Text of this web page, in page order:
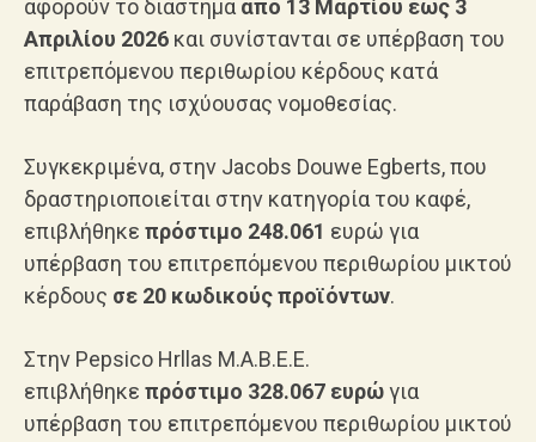
αφορούν το διάστημα από 13 Μαρτίου έως 3
Απριλίου 2026 και συνίστανται σε υπέρβαση του
επιτρεπόμενου περιθωρίου κέρδους κατά
παράβαση της ισχύουσας νομοθεσίας.
Συγκεκριμένα, στην Jacobs Douwe Egberts, που
δραστηριοποιείται στην κατηγορία του καφέ,
επιβλήθηκε πρόστιμο 248.061 ευρώ για
υπέρβαση του επιτρεπόμενου περιθωρίου μικτού
κέρδους σε 20 κωδικούς προϊόντων.
Στην Pepsico Hrllas Μ.Α.Β.Ε.Ε.
επιβλήθηκε πρόστιμο 328.067 ευρώγια
υπέρβαση του επιτρεπόμενου περιθωρίου μικτού